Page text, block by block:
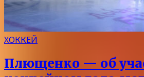
ХОККЕЙ
Плющенко — об